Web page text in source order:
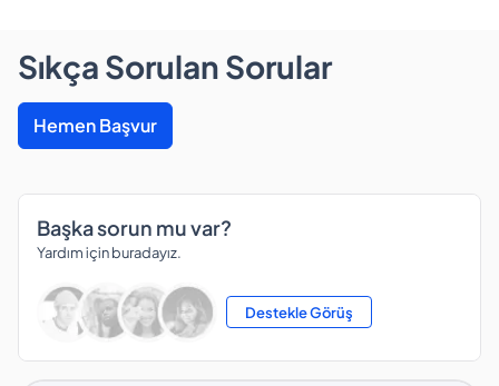
Sıkça Sorulan Sorular
Hemen Başvur
Başka sorun mu var?
Yardım için buradayız.
Destekle Görüş